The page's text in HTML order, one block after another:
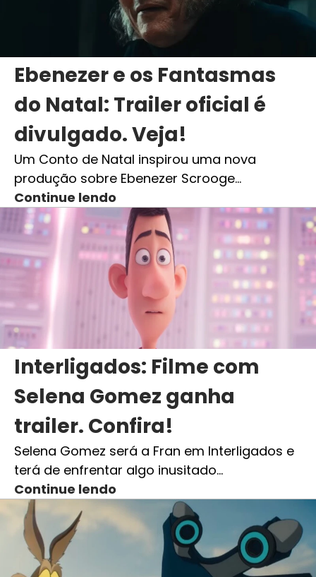
Ebenezer e os Fantasmas
do Natal: Trailer oficial é
divulgado. Veja!
Um Conto de Natal inspirou uma nova
produção sobre Ebenezer Scrooge…
Continue lendo
Interligados: Filme com
Selena Gomez ganha
trailer. Confira!
Selena Gomez será a Fran em Interligados e
terá de enfrentar algo inusitado…
Continue lendo